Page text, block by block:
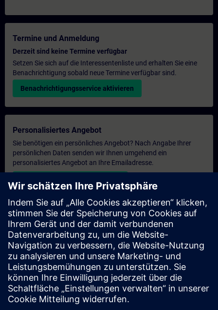
Termine und Anmeldung
Derzeit sind keine Termine verfügbar
Setzen Sie sich auf die Interessentenliste und erhalten Sie eine
Benachrichtigung sobald neue Termine verfügbar sind.
Benachrichtigungsservice aktivieren
Personalisiertes Angebot
Sie benötigen ein persönliches Angebot? Nach Angabe Ihrer
persönlichen Daten senden wir Ihnen umgehend ein
personalisiertes Angebot an Ihre Emailadresse.
Persönliches Angebot zusenden
Anfrage Exklusivtraining
Haben Sie Bedarf an einem höheren Schulungsangebot und
brauchen ein exklusives Training – entweder vor Ort bei Ihnen,
virtuell oder in einem SITRAIN Trainingscenter? Nachdem Sie
uns Ihre persönlichen Daten und Ihren Trainingsbedarf
übermittelt haben, bekommen Sie von uns ein Angebot für eine
exklusive Schulung.
Exklusives Angebot anfragen